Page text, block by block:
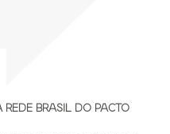
BRASIL DO PACTO